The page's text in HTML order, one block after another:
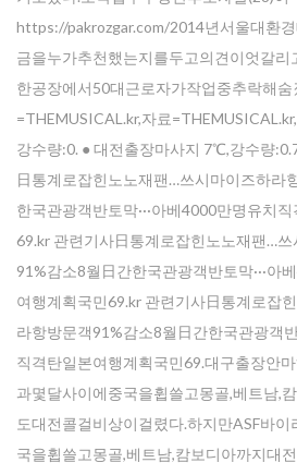
Enter your email address for our
self our lastest
https://pakrozgar.com/2014년서울대환
금을누가추천했는지를두고의견이엇갈리
한공장에서50대근로자가작업중추락해숨
=THEMUSICAL.kr,자료
강수량:0. ● 대전출장마사지 7℃,강수량
日통계로잡힌노노재팬…쓰시마이즈하라
한국관광객반토막···아베4000만명유치
69.kr 관련기사日통계로잡힌노노재팬…
91%감소8월日간한국관광객반토막···아
여행계획국민69.kr 관련기사日통계로잡
라항방문객91%감소8월日간한국관광객
직격탄일본여행계획국민69.대구출장안
과몇달사이에중국을휩쓸고몽골,베트남,
도대전콜걸비상이걸렸다.하지만ASF바
국을휩쓸고몽골,베트남,캄보디아까지대